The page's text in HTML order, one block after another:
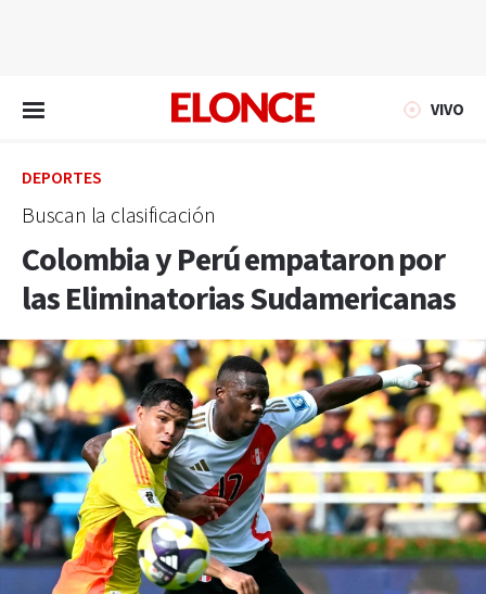
VIVO
DEPORTES
Buscan la clasificación
Colombia y Perú empataron por
las Eliminatorias Sudamericanas